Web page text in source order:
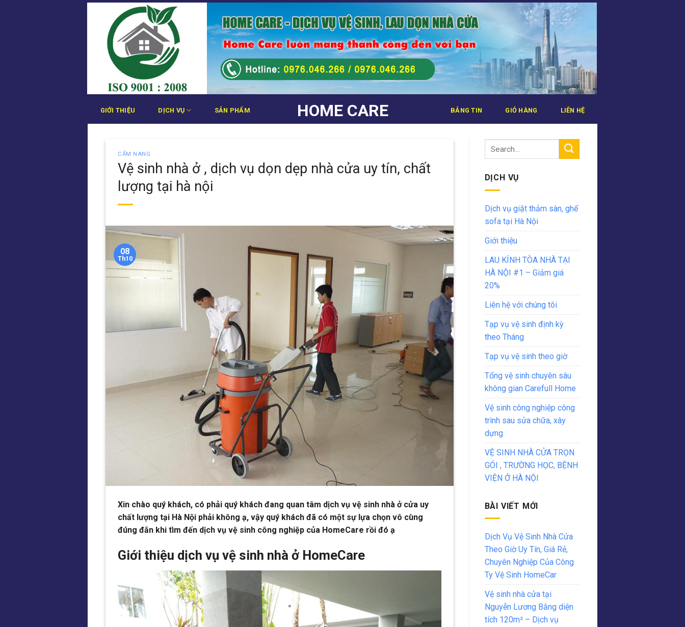
Bỏ
HOME CARE
GIỚI THIỆU DỊCH VỤ SẢN PHẨM BẢNG TIN GIỎ HÀNG LIÊN HỆ
CẨM NANG
Vệ sinh nhà ở , dịch vụ dọn dẹp nhà cửa uy tín, chất
lượng tại hà nội
08
Th10
Xin chào quý khách, có phải quý khách đang quan tâm dịch vụ vệ sinh nhà ở cửa uy
chất lượng tại Hà Nội phải không ạ, vậy quý khách đã có một sự lựa chọn vô cùng
đúng đắn khi tìm đến dịch vụ vệ sinh công nghiệp của HomeCare rồi đó ạ
Giới thiệu dịch vụ vệ sinh nhà ở HomeCare
DỊCH VỤ
Dịch vụ giặt thảm sàn, ghế
sofa tại Hà Nội
Giới thiệu
LAU KÍNH TÒA NHÀ TẠI
HÀ NỘI #1 – Giảm giá
20%
Liên hệ với chúng tôi
Tạp vụ vệ sinh định kỳ
theo Tháng
Tạp vụ vệ sinh theo giờ
Tổng vệ sinh chuyên sâu
không gian Carefull Home
Vệ sinh công nghiệp công
trình sau sửa chữa, xây
dựng
VỆ SINH NHÀ CỬA TRỌN
GÓI , TRƯỜNG HỌC, BỆNH
VIỆN Ở HÀ NỘI
BÀI VIẾT MỚI
Dịch Vụ Vệ Sinh Nhà Cửa
Theo Giờ Uy Tín, Giá Rẻ,
Chuyên Nghiệp Của Công
Ty Vệ Sinh HomeCar
Vệ sinh nhà cửa tại
Nguyễn Lương Bằng diện
tích 120m² – Dịch vụ